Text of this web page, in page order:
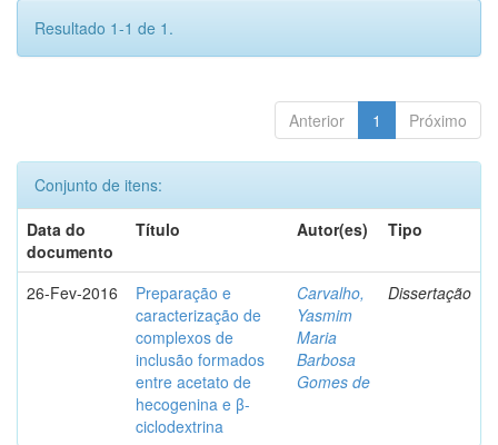
Resultado 1-1 de 1.
Anterior 1 Próximo
Conjunto de itens:
Data do
documento
Título Autor(es) Tipo
26-Fev-2016
Preparação e
caracterização de
complexos de
inclusão formados
entre acetato de
hecogenina e β-
ciclodextrina
Carvalho,
Yasmim
Maria
Barbosa
Gomes de
Dissertação